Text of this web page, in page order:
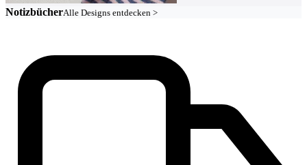
NotizbücherAlle Designs entdecken >